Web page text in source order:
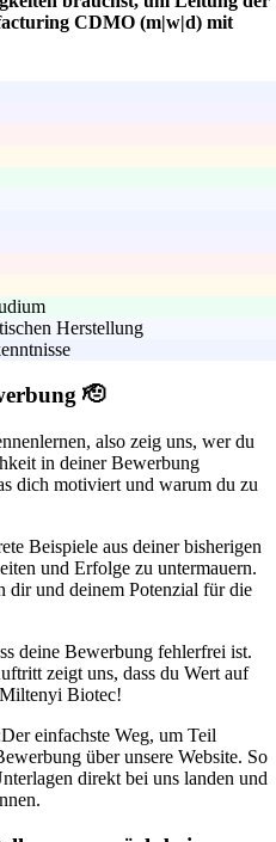
CDMO (m|w|d) mit
Herstellung
🫡
also zeig uns, wer du
in deiner Bewerbung
dich motiviert und warum du zu
Beispiele aus deiner bisherigen
und Erfolge zu untermauern.
dir und deinem Potenzial für die
deine Bewerbung fehlerfrei ist.
zeigt uns, dass du Wert auf
Biotec!
Der einfachste Weg, um Teil
über unsere Website. So
direkt bei uns landen und